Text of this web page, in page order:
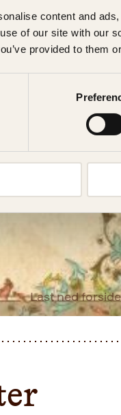
content and
of our site with our
provided to them
Last ned forside